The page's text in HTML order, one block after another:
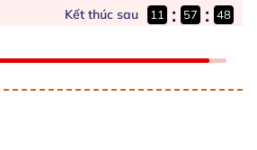
Kết thúc sau 11 : 57 : 48